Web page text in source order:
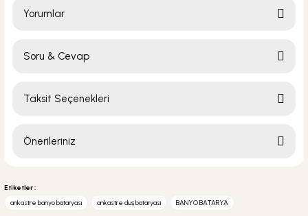
Yorumlar
Soru & Cevap
Taksit Seçenekleri
Önerileriniz
yetersiz gördüğünüz noktaları öneri formunu kullanarak tarafımıza
Görüş ve önerileriniz için teşekkür ederiz.
Etiketler :
ankastre banyo bataryası
ankastre duş bataryası BANYO BATARYA